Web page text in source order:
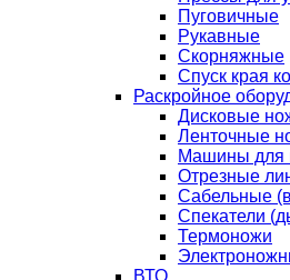
Пуговичные
Рукавные
Скорняжные
Спуск края
Раскройное
Дисковые
Ленточные
Машины для
Отрезные
Сабельные
Спекатели
Термоножи
ВТО